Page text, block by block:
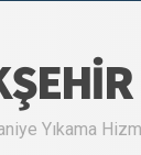
Yıkama